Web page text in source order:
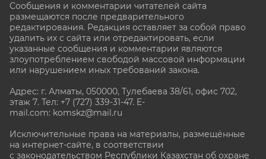
Сообщения и комментарии читателей сайта
размещаются после предварительного
редактирования. Редакция оставляет за собой право
удалить их с сайта или отредактировать, если
указанные сообщения и комментарии являются
злоупотреблением свободой массовой информации
или нарушением иных требований закона.
Адрес: г. Алматы, 050000, Тулебаева 38/61, офис 702,
этаж 7. Тел: +7 (727) 339-31-47. E-
mail.com: komskz@mail.ru
Исключительные права на материалы, размещённые
на интернет-сайте, в соответствии
с законодательством Республики Казахстан об охране